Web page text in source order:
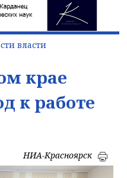
власти
крае
к работе
НИА-Красноярск